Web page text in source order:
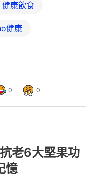
健康飲食
健康
0 0
老6大堅果功
憶